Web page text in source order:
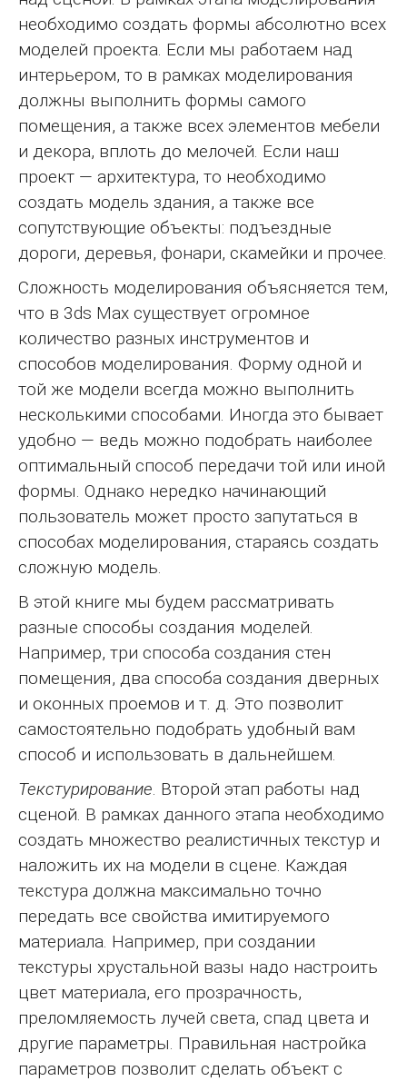
необходимо создать формы абсолютно всех
моделей проекта. Если мы работаем над
интерьером, то в рамках моделирования
должны выполнить формы самого
помещения, а также всех элементов мебели
и декора, вплоть до мелочей. Если наш
проект — архитектура, то необходимо
создать модель здания, а также все
сопутствующие объекты: подъездные
дороги, деревья, фонари, скамейки и прочее.
Сложность моделирования объясняется тем,
что в 3ds Max существует огромное
количество разных инструментов и
способов моделирования. Форму одной и
той же модели всегда можно выполнить
несколькими способами. Иногда это бывает
удобно — ведь можно подобрать наиболее
оптимальный способ передачи той или иной
формы. Однако нередко начинающий
пользователь может просто запутаться в
способах моделирования, стараясь создать
сложную модель.
В этой книге мы будем рассматривать
разные способы создания моделей.
Например, три способа создания стен
помещения, два способа создания дверных
и оконных проемов и т. д. Это позволит
самостоятельно подобрать удобный вам
способ и использовать в дальнейшем.
Текстурирование. Второй этап работы над
сценой. В рамках данного этапа необходимо
создать множество реалистичных текстур и
наложить их на модели в сцене. Каждая
текстура должна максимально точно
передать все свойства имитируемого
материала. Например, при создании
текстуры хрустальной вазы надо настроить
цвет материала, его прозрачность,
преломляемость лучей света, спад цвета и
другие параметры. Правильная настройка
параметров позволит сделать объект с